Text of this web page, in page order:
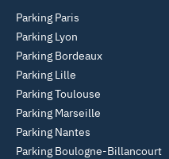
Parking Paris
Parking Lyon
Parking Bordeaux
Parking Lille
Parking Toulouse
Parking Marseille
Parking Nantes
Parking Boulogne-Billancourt